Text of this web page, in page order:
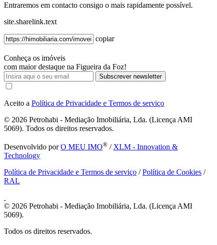
Entraremos em contacto consigo o mais rapidamente possível.
site.sharelink.text
copiar
Conheça os imóveis
com maior destaque na Figueira da Foz!
Subscrever newsletter
Aceito a Política de Privacidade e Termos de serviço
© 2026 Petrohabi - Mediação Imobiliária, Lda. (Licença AMI
5069). Todos os direitos reservados.
Desenvolvido porO MEU IMO® / XLM - Innovation &
Technology
Política de Privacidade e Termos de serviço /Política de Cookies /
RAL
© 2026 Petrohabi - Mediação Imobiliária, Lda. (Licença AMI
5069).
Todos os direitos reservados.